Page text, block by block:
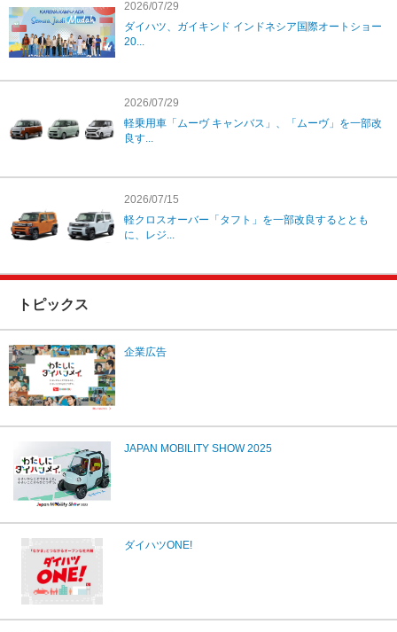
2026/07/29
ダイハツ、ガイキンド インドネシア国際オートショー
20...
2026/07/29
軽乗用車「ムーヴ キャンバス」、「ムーヴ」を一部改
良す...
2026/07/15
軽クロスオーバー「タフト」を一部改良するととも
に、レジ...
トピックス
企業広告
JAPAN MOBILITY SHOW 2025
ダイハツONE!